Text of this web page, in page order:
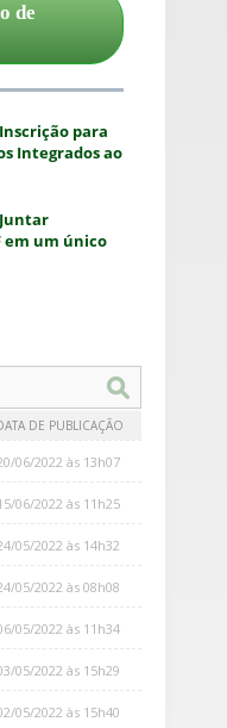
de
Inscrição para
Integrados ao
Juntar
em um único
DE PUBLICAÇÃO
06/2022 às 13h07
06/2022 às 11h25
05/2022 às 14h32
05/2022 às 08h08
05/2022 às 11h34
05/2022 às 15h29
05/2022 às 15h40